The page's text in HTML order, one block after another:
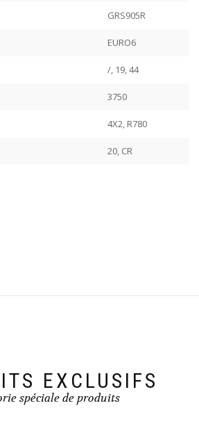
GRS905R
EURO6
/, 19, 44
3750
4X2, R780
20, CR
EXCLUSIFS
spéciale de produits